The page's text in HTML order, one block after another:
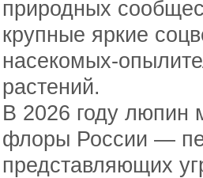
природных
крупные яркие
насекомых-
растений.
В 2026 году люпин
флоры России —
представляющих